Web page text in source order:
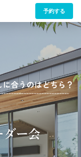
予約する